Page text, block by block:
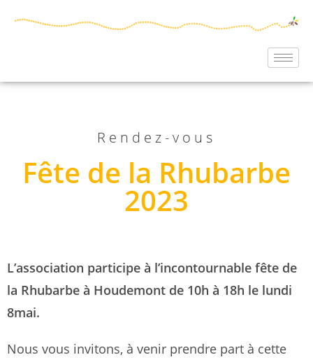
Rendez-vous
Fête de la Rhubarbe
2023
L’association participe à l’incontournable fête de
la Rhubarbe à Houdemont de 10h à 18h le lundi
8mai.
Nous vous invitons, à venir prendre part à cette